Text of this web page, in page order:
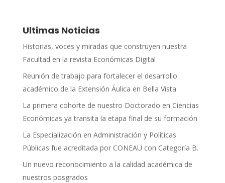
Ultimas Noticias
Historias, voces y miradas que construyen nuestra
Facultad en la revista Económicas Digital
Reunión de trabajo para fortalecer el desarrollo
académico de la Extensión Áulica en Bella Vista
La primera cohorte de nuestro Doctorado en Ciencias
Económicas ya transita la etapa final de su formación
La Especialización en Administración y Políticas
Públicas fue acreditada por CONEAU con Categoría B.
Un nuevo reconocimiento a la calidad académica de
nuestros posgrados